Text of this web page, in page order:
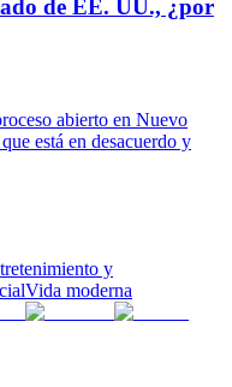
de EE. UU., ¿por
abierto en Nuevo
está en desacuerdo y
y
Vida moderna